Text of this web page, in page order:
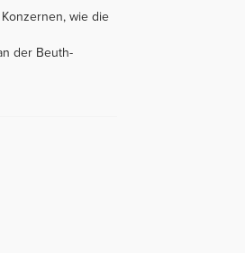
wie die
der Beuth-